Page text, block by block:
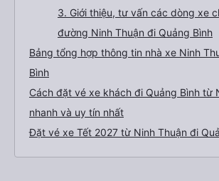
3. Giới thiệu, tư vấn các dòng xe
đường Ninh Thuận đi Quảng Bình
Bảng tổng hợp thông tin nhà xe Ninh
Bình
Cách đặt vé xe khách đi Quảng Bình từ
nhanh và uy tín nhất
Đặt vé xe Tết 2027 từ Ninh Thuận đi